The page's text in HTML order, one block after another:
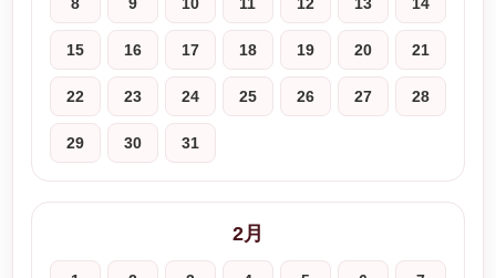
15 16 17 18 19 20 21
22 23 24 25 26 27 28
29 30 31
2月